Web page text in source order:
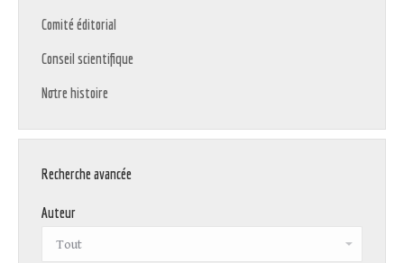
Comité éditorial
Conseil scientifique
Notre histoire
Recherche avancée
Auteur